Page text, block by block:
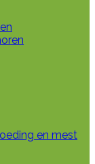
en mest